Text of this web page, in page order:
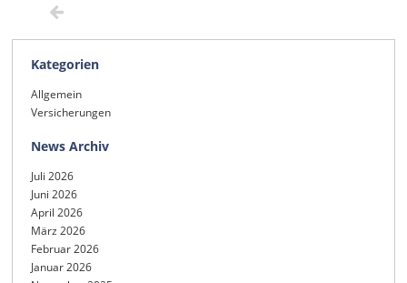
Kategorien
Allgemein
Versicherungen
News Archiv
Juli 2026
Juni 2026
April 2026
März 2026
Februar 2026
Januar 2026